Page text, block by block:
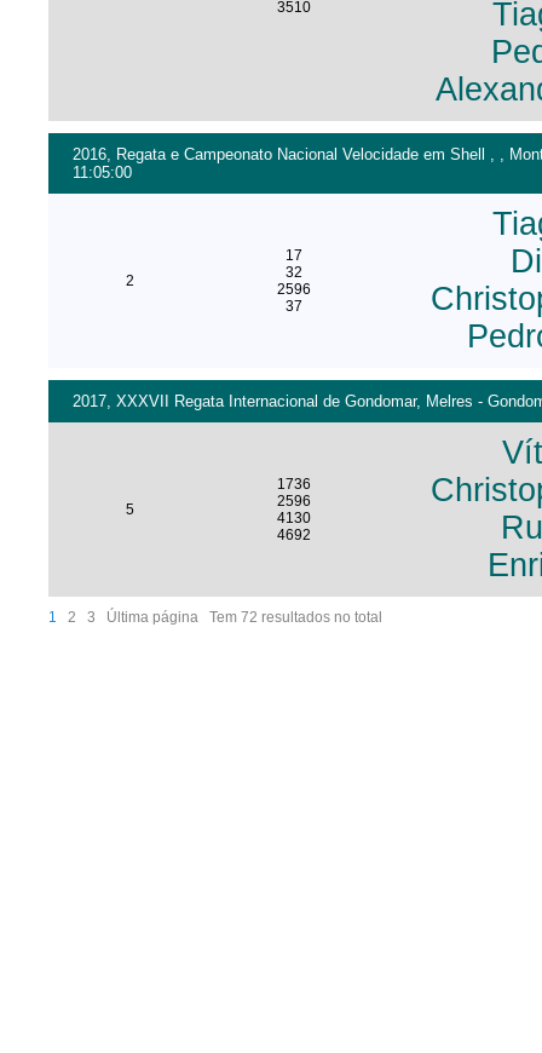
3510
2016, Regata e Campeonato Nacional Velocidade em Shell , ,
11:05:00
2
17
32
2596
37
2017, XXXVII Regata Internacional de Gondomar, Melres -
5
1736
2596
4130
4692
1 2 3 Última página Tem 72 resultados no total